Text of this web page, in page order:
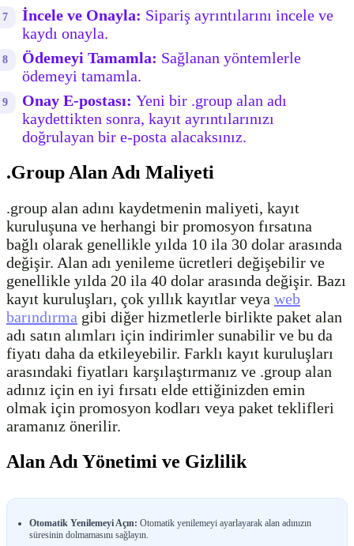
İncele ve Onayla: Sipariş ayrıntılarını incele ve
kaydı onayla.
Ödemeyi Tamamla: Sağlanan yöntemlerle
ödemeyi tamamla.
Onay E-postası: Yeni bir .group alan adı
kaydettikten sonra, kayıt ayrıntılarınızı
doğrulayan bir e-posta alacaksınız.
.Group Alan Adı Maliyeti
.group alan adını kaydetmenin maliyeti, kayıt
kuruluşuna ve herhangi bir promosyon fırsatına
bağlı olarak genellikle yılda 10 ila 30 dolar arasında
değişir. Alan adı yenileme ücretleri değişebilir ve
genellikle yılda 20 ila 40 dolar arasında değişir. Bazı
kayıt kuruluşları, çok yıllık kayıtlar veya web
barındırma gibi diğer hizmetlerle birlikte paket alan
adı satın alımları için indirimler sunabilir ve bu da
fiyatı daha da etkileyebilir. Farklı kayıt kuruluşları
arasındaki fiyatları karşılaştırmanız ve .group alan
adınız için en iyi fırsatı elde ettiğinizden emin
olmak için promosyon kodları veya paket teklifleri
aramanız önerilir.
Alan Adı Yönetimi ve Gizlilik
Otomatik Yenilemeyi Açın: Otomatik yenilemeyi ayarlayarak alan adınızın
süresinin dolmamasını sağlayın.